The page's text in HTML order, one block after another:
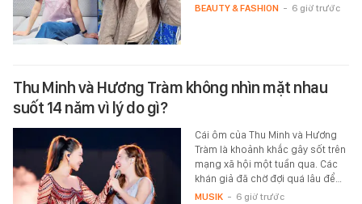
BEAUTY & FASHION - 6 giờ trước
Thu Minh và Hương Tràm không nhìn mặt nhau
suốt 14 năm vì lý do gì?
Cái ôm của Thu Minh và Hương
Tràm là khoảnh khắc gây sốt trên
mạng xã hội một tuần qua. Các
khán giả đã chờ đợi quá lâu để…
MUSIK - 6 giờ trước